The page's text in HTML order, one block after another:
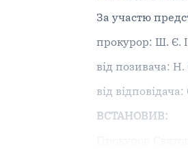
За участю
прокурор: Ш. Є.
від позивача: Н.
від
ВСТАНОВИВ: